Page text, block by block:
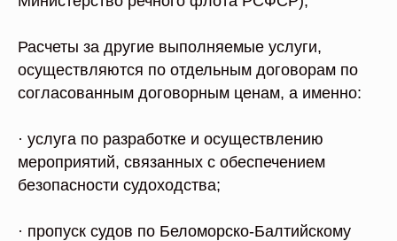
Расчеты за другие выполняемые услуги,
осуществляются по отдельным договорам по
согласованным договорным ценам, а именно:
· услуга по разработке и осуществлению
мероприятий, связанных с обеспечением
безопасности судоходства;
· пропуск судов по Беломорско-Балтийскому